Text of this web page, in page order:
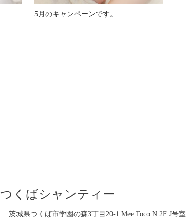
5月のキャンペーンです。
つくばシャンティー
茨城県つくば市学園の森3丁目20-1 Mee Toco N 2F J号室